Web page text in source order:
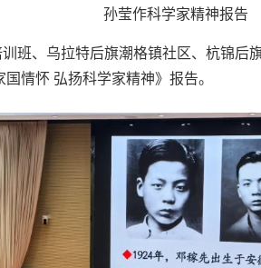
孙莹作科学家精神报告
班、乌拉特后旗潮格镇社区、杭锦后
情怀 弘扬科学家精神》报告。